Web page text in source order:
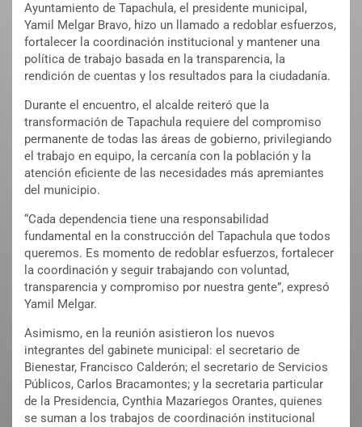
Ayuntamiento de Tapachula, el presidente municipal,
Yamil Melgar Bravo, hizo un llamado a redoblar esfuerzos,
fortalecer la coordinación institucional y mantener una
política de trabajo basada en la transparencia, la
rendición de cuentas y los resultados para la ciudadanía.
Durante el encuentro, el alcalde reiteró que la
transformación de Tapachula requiere del compromiso
permanente de todas las áreas de gobierno, privilegiando
el trabajo en equipo, la cercanía con la población y la
atención eficiente de las necesidades más apremiantes
del municipio.
“Cada dependencia tiene una responsabilidad
fundamental en la construcción del Tapachula que todos
queremos. Es momento de redoblar esfuerzos, fortalecer
la coordinación y seguir trabajando con voluntad,
transparencia y compromiso por nuestra gente”, expresó
Yamil Melgar.
Asimismo, en la reunión asistieron los nuevos
integrantes del gabinete municipal: el secretario de
Bienestar, Francisco Calderón; el secretario de Servicios
Públicos, Carlos Bracamontes; y la secretaria particular
de la Presidencia, Cynthia Mazariegos Orantes, quienes
se suman a los trabajos de coordinación institucional